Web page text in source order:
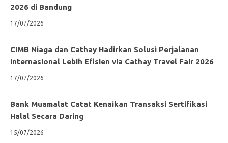
2026 di Bandung
17/07/2026
CIMB Niaga dan Cathay Hadirkan Solusi Perjalanan
Internasional Lebih Efisien via Cathay Travel Fair 2026
17/07/2026
Bank Muamalat Catat Kenaikan Transaksi Sertifikasi
Halal Secara Daring
15/07/2026